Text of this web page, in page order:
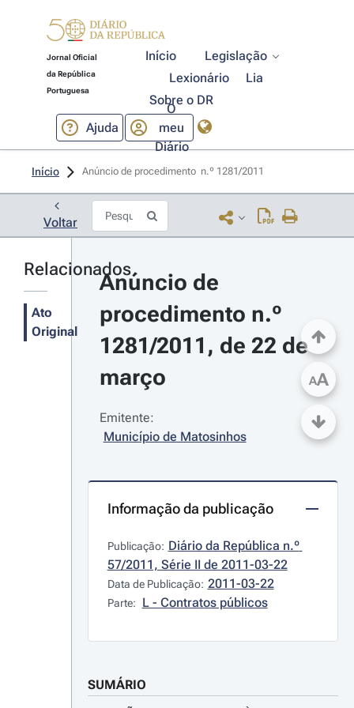
Jornal Oficial
da República
Portuguesa
Início
Legislação
Lexionário
Lia
Sobre o DR
Ajuda
O
meu
Diário
Início Anúncio de procedimento  n.º 1281/2011
Voltar
Relacionados
Ato
Original
Anúncio de
procedimento n.º
1281/2011, de 22 de
março
Emitente:
Município de Matosinhos
Informação da publicação
Publicação: Diário da República n.º
57/2011, Série II de 2011-03-22
Data de Publicação: 2011-03-22
Parte: L - Contratos públicos
SUMÁRIO
AA